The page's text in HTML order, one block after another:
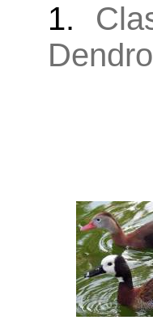
1.